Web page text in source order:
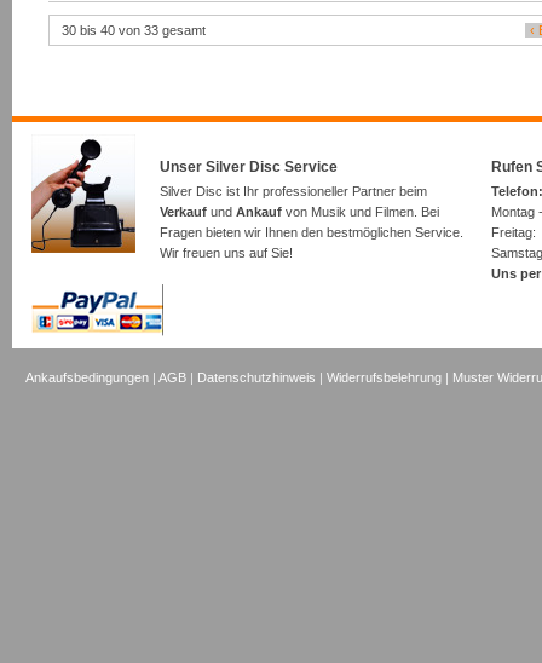
30 bis 40 von 33 gesamt ‹
Unser Silver Disc Service
Silver Disc ist Ihr professioneller Partner beim
Verkauf und Ankauf von Musik und Filmen. Bei
Fragen bieten wir Ihnen den bestmöglichen Service.
Wir freuen uns auf Sie!
Rufen
Montag
Uns
Ankaufsbedingungen |AGB Datenschutzhinweis |Widerrufsbelehrung Muster